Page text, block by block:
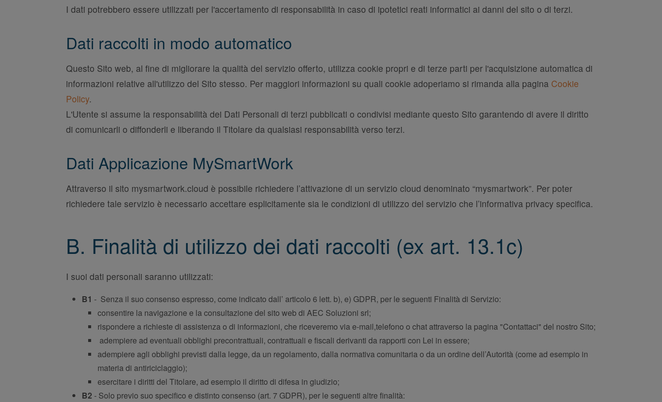
I dati potrebbero essere utilizzati per l'accertamento di responsabilità in caso di ipotetici reati informatici ai danni del sito o di terzi.
Dati raccolti in modo automatico
Questo Sito web, al fine di migliorare la qualità del servizio offerto, utilizza cookie propri e di terze parti per l'acquisizione automatica di
informazioni relative all'utilizzo del Sito stesso. Per maggiori informazioni su quali cookie adoperiamo si rimanda alla pagina Cookie
Policy.
L'Utente si assume la responsabilità dei Dati Personali di terzi pubblicati o condivisi mediante questo Sito garantendo di avere il diritto
di comunicarli o diffonderli e liberando il Titolare da qualsiasi responsabilità verso terzi.
Dati Applicazione MySmartWork
Attraverso il sito mysmartwork.cloud è possibile richiedere l’attivazione di un servizio cloud denominato “mysmartwork”. Per poter
richiedere tale servizio è necessario accettare esplicitamente sia le condizioni di utilizzo del servizio che l’informativa privacy specifica.
B. Finalità di utilizzo dei dati raccolti (ex art. 13.1c)
I suoi dati personali saranno utilizzati:
B1 - Senza il suo consenso espresso, come indicato dall’ articolo 6 lett. b), e) GDPR, per le seguenti Finalità di Servizio:
consentire la navigazione e la consultazione del sito web di AEC Soluzioni srl;
rispondere a richieste di assistenza o di informazioni, che riceveremo via e-mail,telefono o chat attraverso la pagina "Contattaci" del nostro Sito;
adempiere ad eventuali obblighi precontrattuali, contrattuali e fiscali derivanti da rapporti con Lei in essere;
adempiere agli obblighi previsti dalla legge, da un regolamento, dalla normativa comunitaria o da un ordine dell’Autorità (come ad esempio in
materia di antiriciclaggio);
esercitare i diritti del Titolare, ad esempio il diritto di difesa in giudizio;
B2 - Solo previo suo specifico e distinto consenso (art. 7 GDPR), per le seguenti altre finalità: